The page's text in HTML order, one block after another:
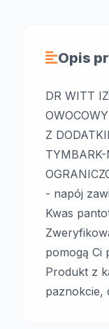
Opis
DR WITT
Z
- napój
Kwas
pomogą Ci
Produkt z
paznokcie,